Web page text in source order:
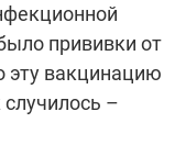
прививки от
эту вакцинацию
–